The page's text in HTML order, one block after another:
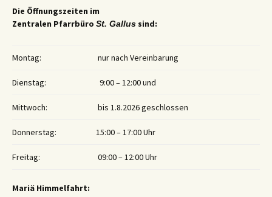
Die Öffnungszeiten im
Zentralen Pfarrbüro St. Gallus sind:
Montag: nur nach Vereinbarung
Dienstag: 9:00 – 12:00 und
Mittwoch: bis 1.8.2026 geschlossen
Donnerstag: 15:00 – 17:00 Uhr
Freitag: 09:00 – 12:00 Uhr
Mariä Himmelfahrt: